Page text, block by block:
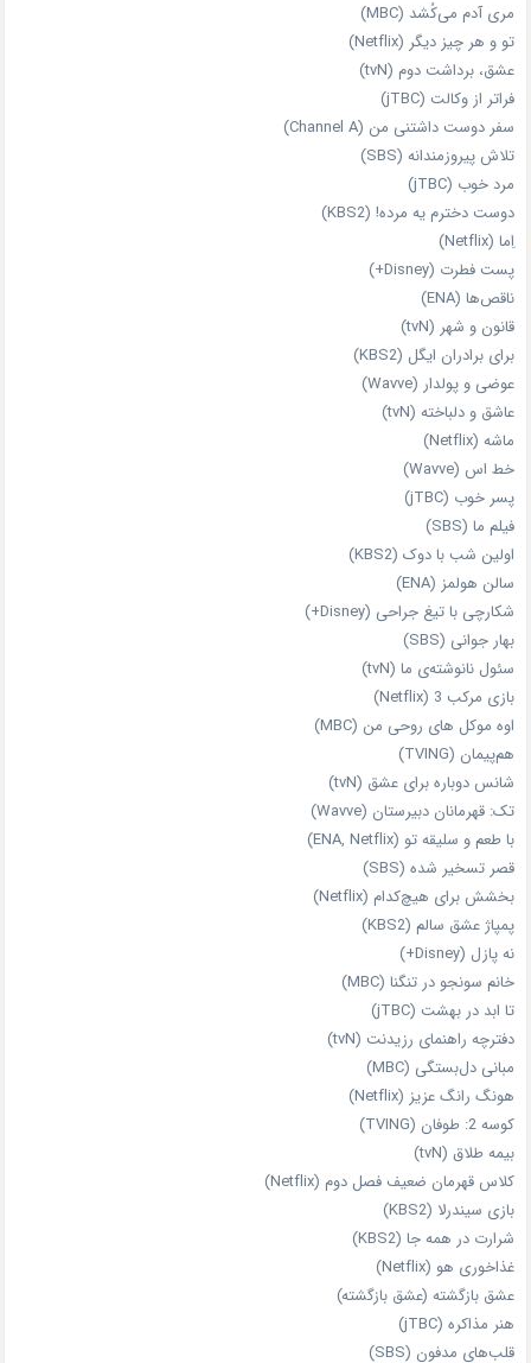
مری آدم می‌کُشد (MBC)
تو و هر چیز دیگر (Netflix)
عشق، برداشت دوم (tvN)
فراتر از وکالت (jTBC)
سفر دوست‌ داشتنی من (Channel A)
تلاش پیروزمندانه (SBS)
مرد خوب (jTBC)
دوست دخترم یه مرده! (KBS2)
اِما (Netflix)
پست فطرت (Disney+)
ناقص‌ها (ENA)
قانون و شهر (tvN)
برای برادران ایگل (KBS2)
عوضی و پولدار (Wavve)
عاشق و دلباخته (tvN)
ماشه (Netflix)
خط اس (Wavve)
پسر خوب (jTBC)
فیلم ما (SBS)
اولین شب با دوک (KBS2)
سالن هولمز (ENA)
شکارچی با تیغ جراحی (Disney+)
بهار جوانی (SBS)
سئول نانوشته‌ی ما (tvN)
بازی مرکب 3 (Netflix)
اوه موکل های روحی من (MBC)
هم‌پیمان (TVING)
شانس دوباره برای عشق (tvN)
تک: قهرمانان دبیرستان (Wavve)
با طعم و سلیقه تو (ENA, Netflix)
قصر تسخیر شده (SBS)
بخشش برای هیچ‌کدام (Netflix)
پمپاژ عشق سالم (KBS2)
نه پازل (Disney+)
خانم سونجو در تنگنا (MBC)
تا ابد در بهشت (jTBC)
دفترچه راهنمای رزیدنت (tvN)
مبانی دل‌بستگی (MBC)
هونگ رانگ عزیز (Netflix)
کوسه 2: طوفان (TVING)
بیمه طلاق (tvN)
کلاس قهرمان ضعیف فصل دوم (Netflix)
بازی سیندرلا (KBS2)
شرارت در همه‌ جا (KBS2)
غذاخوری هو (Netflix)
عشق بازگشته (عشق بازگشته)
هنر مذاکره (jTBC)
قلب‌های مدفون (SBS)